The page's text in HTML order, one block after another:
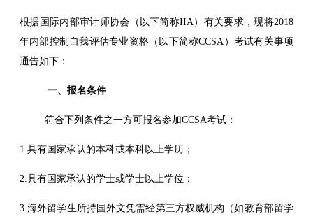
根据国际内部审计师协会（以下简称IIA）有关要求，现将2018
年内部控制自我评估专业资格（以下简称CCSA）考试有关事项
通告如下：
一、报名条件
符合下列条件之一方可报名参加CCSA考试：
1.具有国家承认的本科或本科以上学历；
2.具有国家承认的学士或学士以上学位；
3.海外留学生所持国外文凭需经第三方权威机构（如教育部留学